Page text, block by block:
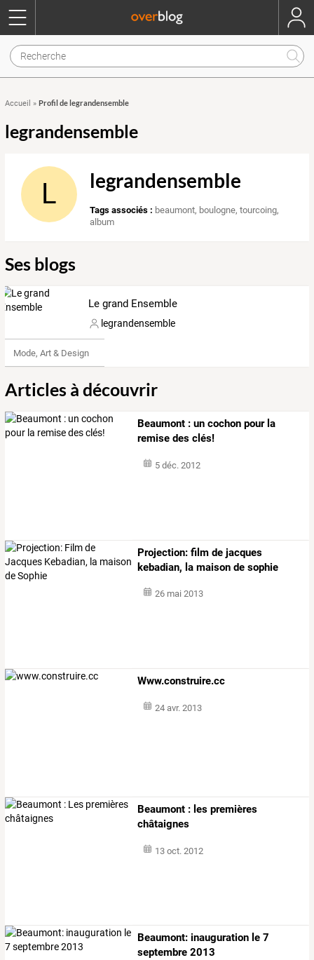
Accueil » Profil de legrandensemble
legrandensemble
L legrandensemble
Tags associés : beaumont, boulogne,tourcoing,
album
Ses blogs
Le grand Ensemble
legrandensemble
Mode, Art & Design
Articles à découvrir
Beaumont : un cochon pour la
remise des clés!
5 déc. 2012
Projection: film de jacques
kebadian, la maison de sophie
26 mai 2013
Www.construire.cc
24 avr. 2013
Beaumont : les premières
châtaignes
13 oct. 2012
Beaumont: inauguration le 7
septembre 2013